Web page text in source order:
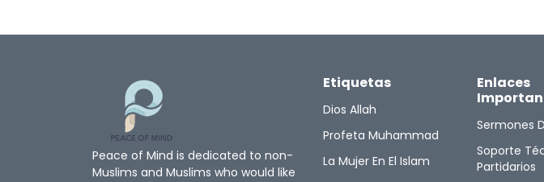
Peace of Mind is dedicated to non-
Muslims and Muslims who would like
Etiquetas
Dios Allah
Profeta Muhammad
La Mujer En El Islam
Enlaces
Sermones
Soporte
Partidarios